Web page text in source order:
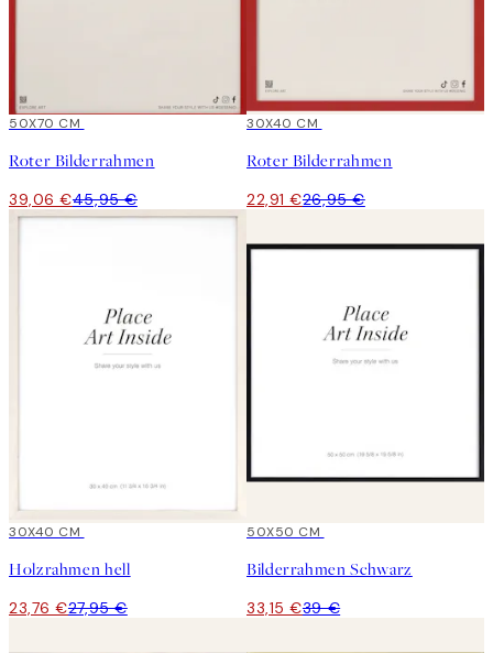
15%*
50X70 CM
Roter Bilderrahmen
39,06 €45,95 €
15%*
30X40 CM
Roter Bilderrahmen
22,91 €26,95 €
15%*
30X40 CM
Holzrahmen hell
23,76 €27,95 €
15%*
50X50 CM
Bilderrahmen Schwarz
33,15 €39 €